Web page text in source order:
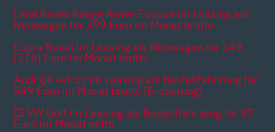
Land Rover Range Rover Evoque im Leasing als
Neuwagen für 399 Euro im Monat brutto
Cupra Raval im Leasing als Neuwagen für 149
[316] Euro im Monat brutto
Audi Q4 e-tron im Leasing als Bestellfahrzeug für
549 Euro im Monat brutto [Eroberung]
💥 VW Golf im Leasing als Bestellfahrzeug für 87
Euro im Monat netto